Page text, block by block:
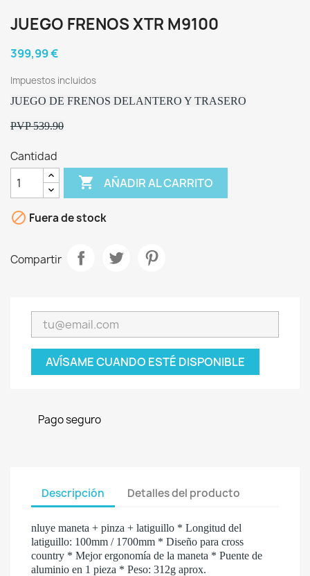
JUEGO FRENOS XTR M9100
399,99 €
Impuestos incluidos
JUEGO DE FRENOS DELANTERO Y TRASERO
PVP 539.90
Cantidad
 AÑADIR AL CARRITO
 Fuera de stock
Compartir
AVÍSAME CUANDO ESTÉ DISPONIBLE
Pago seguro
Descripción Detalles del producto
nluye maneta + pinza + latiguillo * Longitud del
latiguillo: 100mm / 1700mm * Diseño para cross
country * Mejor ergonomía de la maneta * Puente de
aluminio en 1 pieza * Peso: 312g aprox.